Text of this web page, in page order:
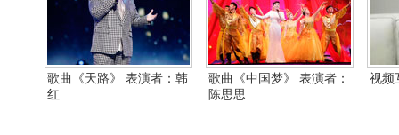
歌曲《天路》 表演者：韩
红
歌曲《中国梦》 表演者：
陈思思
视频